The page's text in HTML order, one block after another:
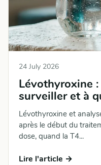
24 July 2026
Lévothyroxine
surveiller et à
Lévothyroxine et
après le début du
dose, quand la T4...
Lire l'article →